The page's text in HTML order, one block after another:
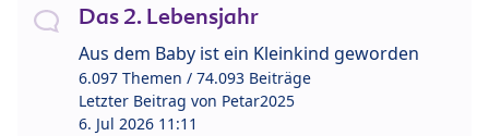
Das 2. Lebensjahr
Aus dem Baby ist ein Kleinkind geworden
6.097 Themen / 74.093 Beiträge
Letzter Beitrag von Petar2025
6. Jul 2026 11:11